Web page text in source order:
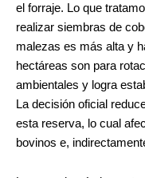
el forraje. Lo que
realizar siembras de
malezas es más alta y
hectáreas son para
ambientales y logra
La decisión oficial
esta reserva, lo cual
bovinos e,